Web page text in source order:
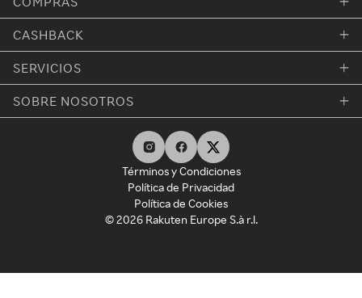
CASHBACK
SERVICIOS
SOBRE NOSOTROS
Términos y Condiciones
Política de Privacidad
Política de Cookies
© 2026 Rakuten Europe S.à r.l.